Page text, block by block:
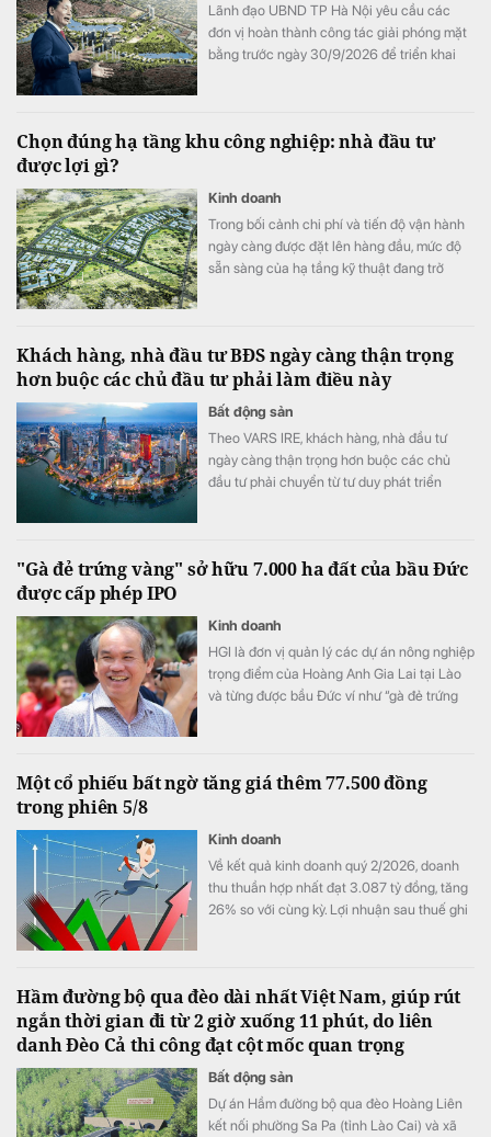
Lãnh đạo UBND TP Hà Nội yêu cầu các
đơn vị hoàn thành công tác giải phóng mặt
bằng trước ngày 30/9/2026 để triển khai
Chọn đúng hạ tầng khu công nghiệp: nhà đầu tư
được lợi gì?
Kinh doanh
Trong bối cảnh chi phí và tiến độ vận hành
ngày càng được đặt lên hàng đầu, mức độ
sẵn sàng của hạ tầng kỹ thuật đang trở
Khách hàng, nhà đầu tư BĐS ngày càng thận trọng
hơn buộc các chủ đầu tư phải làm điều này
Bất động sản
Theo VARS IRE, khách hàng, nhà đầu tư
ngày càng thận trọng hơn buộc các chủ
đầu tư phải chuyển từ tư duy phát triển
"Gà đẻ trứng vàng" sở hữu 7.000 ha đất của bầu Đức
được cấp phép IPO
Kinh doanh
HGI là đơn vị quản lý các dự án nông nghiệp
trọng điểm của Hoàng Anh Gia Lai tại Lào
và từng được bầu Đức ví như “gà đẻ trứng
Một cổ phiếu bất ngờ tăng giá thêm 77.500 đồng
trong phiên 5/8
Kinh doanh
Về kết quả kinh doanh quý 2/2026, doanh
thu thuần hợp nhất đạt 3.087 tỷ đồng, tăng
26% so với cùng kỳ. Lợi nhuận sau thuế ghi
Hầm đường bộ qua đèo dài nhất Việt Nam, giúp rút
ngắn thời gian đi từ 2 giờ xuống 11 phút, do liên
danh Đèo Cả thi công đạt cột mốc quan trọng
Bất động sản
​Dự án Hầm đường bộ qua đèo Hoàng Liên
kết nối phường Sa Pa (tỉnh Lào Cai) và xã